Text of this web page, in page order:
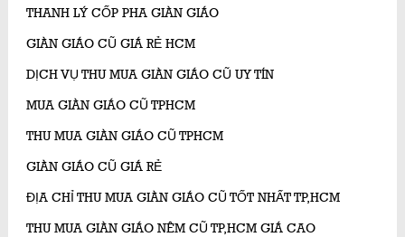
THANH LÝ CỐP PHA GIÀN GIÁO
GIÀN GIÁO CŨ GIÁ RẺ HCM
DỊCH VỤ THU MUA GIÀN GIÁO CŨ UY TÍN
MUA GIÀN GIÁO CŨ TPHCM
THU MUA GIÀN GIÁO CŨ TPHCM
GIÀN GIÁO CŨ GIÁ RẺ
ĐỊA CHỈ THU MUA GIÀN GIÁO CŨ TỐT NHẤT TP,HCM
THU MUA GIÀN GIÁO NÊM CŨ TP,HCM GIÁ CAO